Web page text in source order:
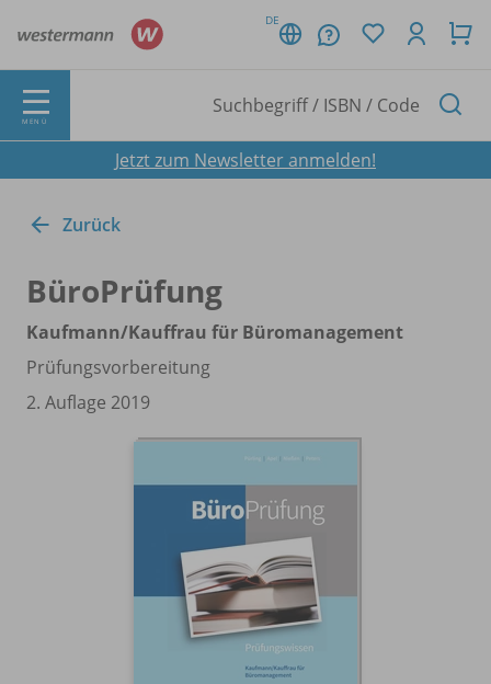
DE
MENÜ
Jetzt zum Newsletter anmelden!
Zurück
BüroPrüfung
Kaufmann/Kauffrau für Büromanagement
Prüfungsvorbereitung
2. Auflage 2019